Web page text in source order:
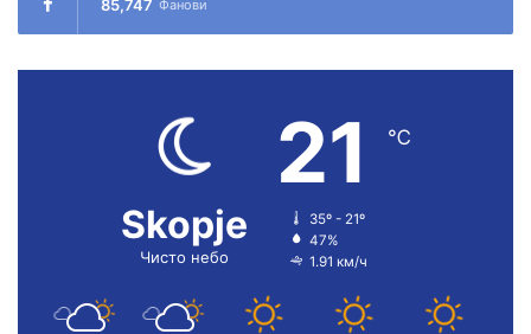
85,747 Фанови
Skopje
Чисто небо
21 ℃
35º - 21º
47%
1.91 км/ч